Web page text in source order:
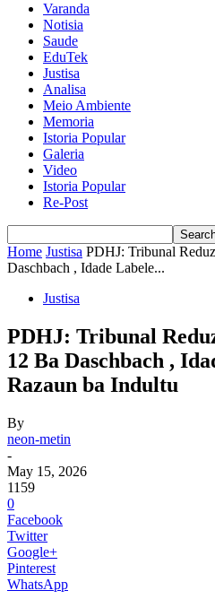
Varanda
Notisia
Saude
EduTek
Justisa
Analisa
Meio Ambiente
Memoria
Istoria Popular
Galeria
Video
Istoria Popular
Re-Post
Home Justisa PDHJ: Tribunal
Daschbach , Idade Labele...
Justisa
PDHJ: Tribunal
12 Ba Daschbach ,
Razaun ba Indultu
By
neon-metin
-
May 15, 2026
1159
0
Facebook
Twitter
Google+
Pinterest
WhatsApp